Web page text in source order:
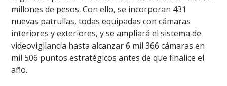
millones de pesos. Con ello, se incorporan 431
nuevas patrullas, todas equipadas con cámaras
interiores y exteriores, y se ampliará el sistema de
videovigilancia hasta alcanzar 6 mil 366 cámaras en
mil 506 puntos estratégicos antes de que finalice el
año.